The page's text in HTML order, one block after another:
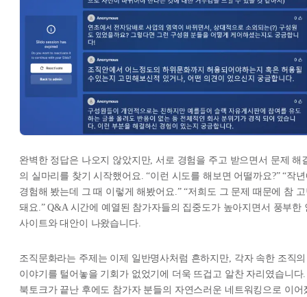
완벽한 정답은 나오지 않았지만, 서로 경험을 주고 받으면서 문제 해
의 실마리를 찾기 시작했어요. “이런 시도를 해보면 어떨까요?” “작
경험해 봤는데 그 때 이렇게 해봤어요.” “저희도 그 문제 때문에 참
돼요.” Q&A 시간에 예열된 참가자들의 집중도가 높아지면서 풍부한
사이트와 대안이 나왔습니다.
조직문화라는 주제는 이제 일반명사처럼 흔하지만, 각자 속한 조직의
이야기를 털어놓을 기회가 없었기에 더욱 뜨겁고 알찬 자리였습니다.
북토크가 끝난 후에도 참가자 분들의 자연스러운 네트워킹으로 이어